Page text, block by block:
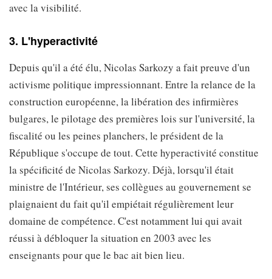
avec la visibilité.
3. L'hyperactivité
Depuis qu'il a été élu, Nicolas Sarkozy a fait preuve d'un
activisme politique impressionnant. Entre la relance de la
construction européenne, la libération des infirmières
bulgares, le pilotage des premières lois sur l'université, la
fiscalité ou les peines planchers, le président de la
République s'occupe de tout. Cette hyperactivité constitue
la spécificité de Nicolas Sarkozy. Déjà, lorsqu'il était
ministre de l'Intérieur, ses collègues au gouvernement se
plaignaient du fait qu'il empiétait régulièrement leur
domaine de compétence. C'est notamment lui qui avait
réussi à débloquer la situation en 2003 avec les
enseignants pour que le bac ait bien lieu.